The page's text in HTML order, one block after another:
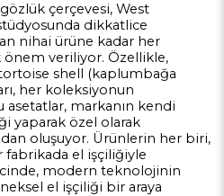
çerçevesi, West
dikkatlice
nihai ürüne kadar her
önem veriliyor. Özellikle,
shell (kaplumbağa
her koleksiyonun
asetatlar, markanın kendi
yaparak özel olarak
oluşuyor. Ürünlerin her biri,
fabrikada el işçiliğiyle
modern teknolojinin
el işçiliği bir araya